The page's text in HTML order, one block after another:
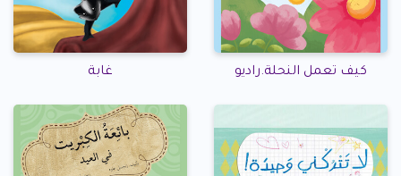
كيف تعمل النحلة.راديو غابة